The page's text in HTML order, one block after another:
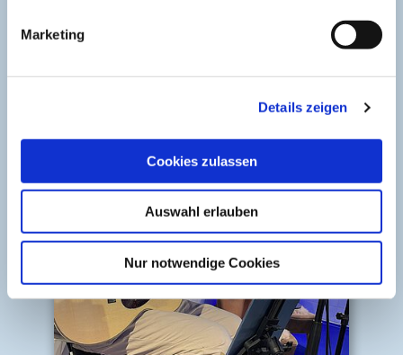
Marketing
Details zeigen
Cookies zulassen
Auswahl erlauben
Nur notwendige Cookies
Weiterlesen